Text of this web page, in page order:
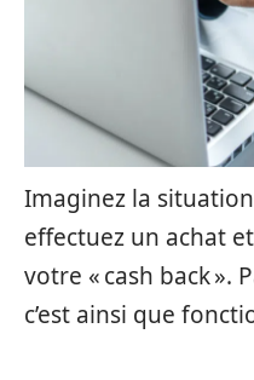
Imaginez la
effectuez un achat
votre « cash back ».
c’est ainsi que